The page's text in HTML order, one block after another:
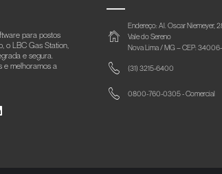
para postos
o LBC Gas Station,
e segura.
e melhoramos a
Endereço: Al. Oscar Niemeyer,
Vale do Sereno
Nova Lima / MG – CEP:
(31) 3215-6400
0800-760-0305 - Comercial